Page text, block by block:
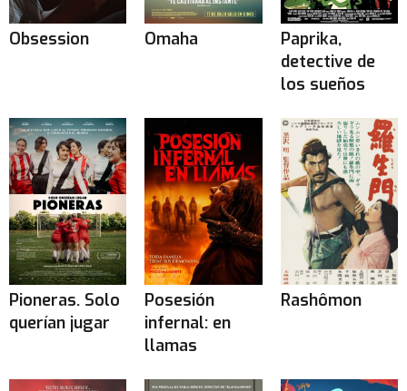
Obsession Omaha
Paprika,
detective de
los sueños
Pioneras. Solo
querían jugar
Posesión
infernal: en
llamas
Rashômon